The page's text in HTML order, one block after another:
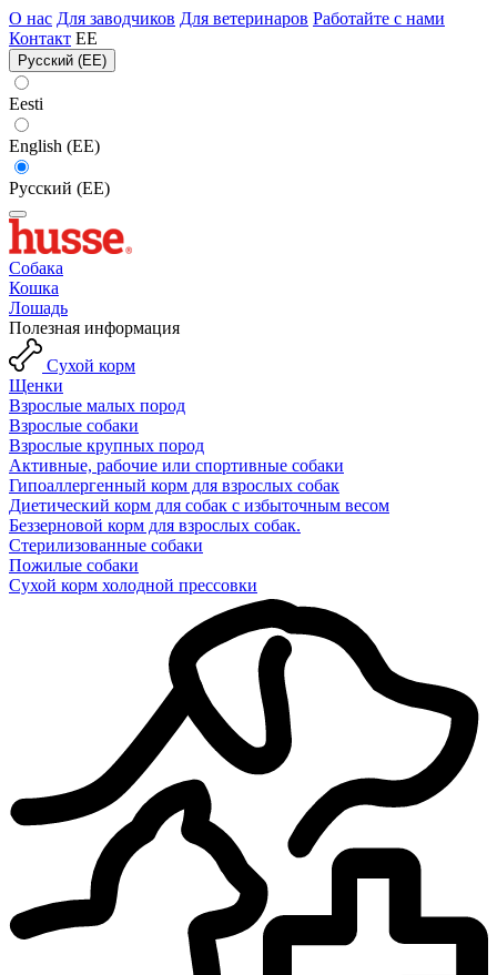
О нас Для заводчиков Для ветеринаров Работайте с нами
Контакт EE
Русский (EE)
Eesti
English (EE)
Русский (EE)
Собака
Кошка
Лошадь
Полезная информация
Сухой корм
Щенки
Взрослые малых пород
Взрослые собаки
Взрослые крупных пород
Активные, рабочие или спортивные собаки
Гипоаллергенный корм для взрослых собак
Диетический корм для собак с избыточным весом
Беззерновой корм для взрослых собак.
Стерилизованные собаки
Пожилые собаки
Сухой корм холодной прессовки